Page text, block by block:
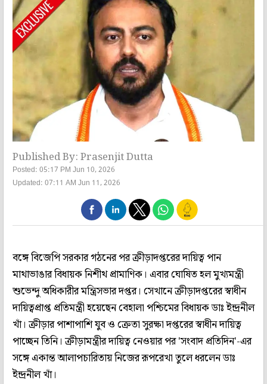
Published By: Prasenjit Dutta
Posted: 05:17 PM Jun 10, 2026
Updated: 07:11 AM Jun 11, 2026
বঙ্গে বিজেপি সরকার গঠনের পর ক্রীড়াদপ্তরের দায়িত্ব পান
মাথাভাঙার বিধায়ক নিশীথ প্রামাণিক। এবার ঘোষিত হল মুখ্যমন্ত্রী
শুভেন্দু অধিকারীর মন্ত্রিসভার দপ্তর। সেখানে ক্রীড়াদপ্তরের স্বাধীন
দায়িত্বপ্রাপ্ত প্রতিমন্ত্রী হয়েছেন বেহালা পশ্চিমের বিধায়ক ডাঃ ইন্দ্রনীল
খাঁ। ক্রীড়ার পাশাপাশি যুব ও ক্রেতা সুরক্ষা দপ্তরের স্বাধীন দায়িত্ব
পাচ্ছেন তিনি। ক্রীড়ামন্ত্রীর দায়িত্ব নেওয়ার পর 'সংবাদ প্রতিদিন'-এর
সঙ্গে একান্ত আলাপচারিতায় নিজের রূপরেখা তুলে ধরলেন ডাঃ
ইন্দ্রনীল খাঁ।